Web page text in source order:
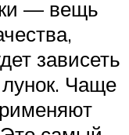
— вещь
зависеть
лунок. Чаще